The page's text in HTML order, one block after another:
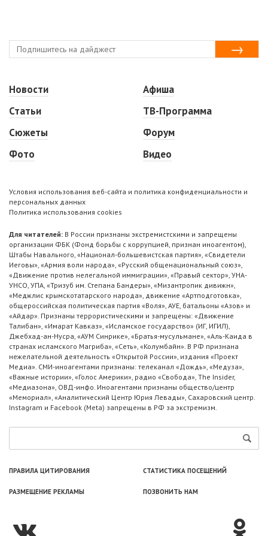
Новости
Статьи
Сюжеты
Фото
Афиша
ТВ-Программа
Форум
Видео
Условия использования веб-сайта и политика конфиденциальности и
персональных данных
Политика использования cookies
Для читателей: В России признаны экстремистскими и запрещены
организации ФБК (Фонд борьбы с коррупцией, признан иноагентом),
Штабы Навального, «Национал-большевистская партия», «Свидетели
Иеговы», «Армия воли народа», «Русский общенациональный союз»,
«Движение против нелегальной иммиграции», «Правый сектор», УНА-
УНСО, УПА, «Тризуб им. Степана Бандеры», «Мизантропик дивижн»,
«Меджлис крымскотатарского народа», движение «Артподготовка»,
общероссийская политическая партия «Воля», АУЕ, батальоны «Азов» и
«Айдар». Признаны террористическими и запрещены: «Движение
Талибан», «Имарат Кавказ», «Исламское государство» (ИГ, ИГИЛ),
Джебхад-ан-Нусра, «АУМ Синрике», «Братья-мусульмане», «Аль-Каида в
странах исламского Магриба», «Сеть», «Колумбайн». В РФ признана
нежелательной деятельность «Открытой России», издания «Проект
Медиа». СМИ-иноагентами признаны: телеканал «Дождь», «Медуза»,
«Важные истории», «Голос Америки», радио «Свобода», The Insider,
«Медиазона», ОВД-инфо. Иноагентами признаны общество/центр
«Мемориал», «Аналитический Центр Юрия Левады», Сахаровский центр.
Instagram и Facebook (Metа) запрещены в РФ за экстремизм.
ПРАВИЛА ЦИТИРОВАНИЯ СТАТИСТИКА ПОСЕЩЕНИЙ
РАЗМЕЩЕНИЕ РЕКЛАМЫ ПОЗВОНИТЬ НАМ